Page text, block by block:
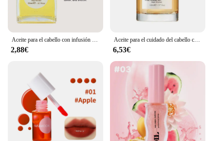
Aceite para el cabello con infusión de miel, acondicionador de tamaño de viaje con miel Mirsalehi para nutrir e hidratar profundamente el cabello, 20ml
2,88€
Aceite para el cuidado del cabello con infusión de miel, 20/30/50ML, para Gisou, fragancia de larga duración, acondicionador flexible nutritivo profundo, cuidado del cabello
6,53€